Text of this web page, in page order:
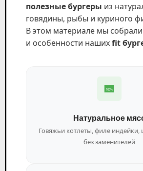
полезные бургеры из
говядины, рыбы и куриного
В этом материале мы
и особенности нашихfit
100%
Натуральное
Говяжьи котлеты, филе
без заменителей